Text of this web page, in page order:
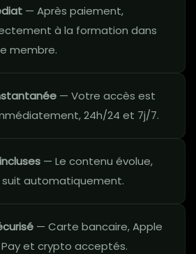
— Après paiement,
à la formation dans
membre.
— Votre accès est
24h/24 et 7j/7.
— Le contenu évolue,
automatiquement.
— Carte bancaire, Apple
Pay et crypto acceptés.